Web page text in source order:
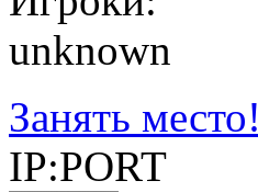
unknown
Занять место!
IP:PORT